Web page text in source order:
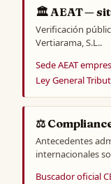
🏛️ AEAT —
Verificación
Vertiarama, S.L..
Sede AEAT
Ley General
⚖️
Antecedentes
internacionales
Buscador oficial